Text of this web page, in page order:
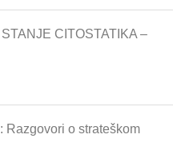
CITOSTATIKA –
Razgovori o strateškom